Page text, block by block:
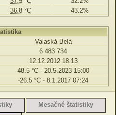
Valaská Belá
6 483 734
12.12.2012 18:13
48.5 °C - 20.5.2023 15:00
-26.5 °C - 8.1.2017 07:24
36.8 °C 43.2%
Mesačné štatistiky